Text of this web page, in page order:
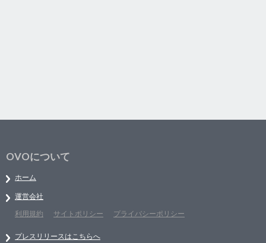
OVOについて
ホーム
運営会社
利用規約
サイトポリシー プライバシーポリシー
プレスリリースはこちらへ